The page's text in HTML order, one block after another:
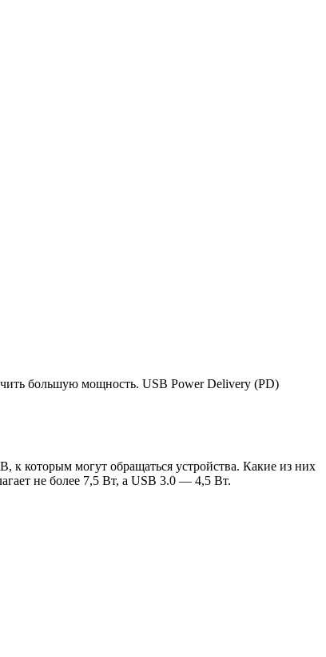
большую мощность. USB Power Delivery (PD)
к которым могут обращаться устройства. Какие из них
не более 7,5 Вт, а USB 3.0 — 4,5 Вт.